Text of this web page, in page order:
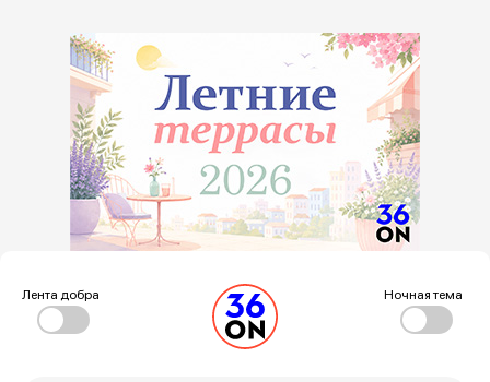
Лента добра Ночная тема